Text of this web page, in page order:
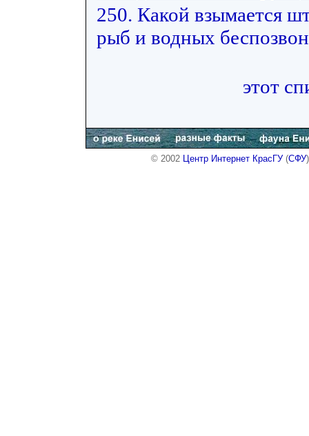
250. Какой взымается
рыб и водных
этот
© 2002 Центр Интернет КрасГУ(СФУ